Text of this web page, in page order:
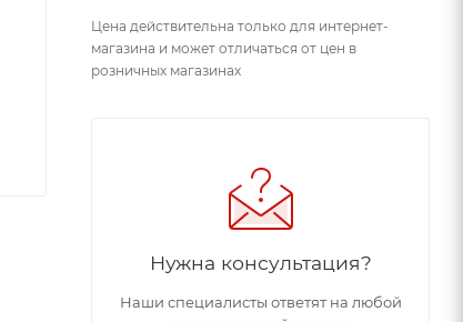
Цена действительна только для интернет-
магазина и может отличаться от цен в
розничных магазинах
Нужна консультация?
Наши специалисты ответят на любой